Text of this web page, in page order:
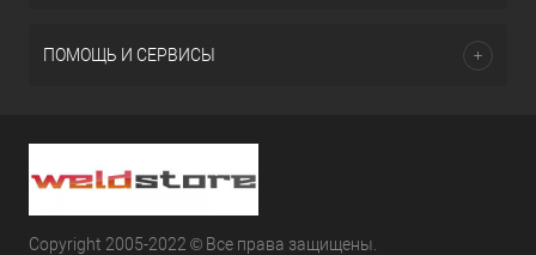
ПОМОЩЬ И СЕРВИСЫ
Copyright 2005-2022 © Все права защищены.